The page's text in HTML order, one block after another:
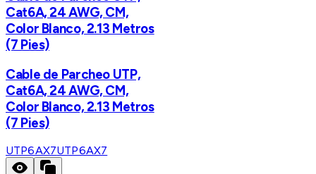
Cat6A, 24 AWG, CM,
Color Blanco, 2.13 Metros
(7 Pies)
Cable de Parcheo UTP,
Cat6A, 24 AWG, CM,
Color Blanco, 2.13 Metros
(7 Pies)
UTP6AX7UTP6AX7